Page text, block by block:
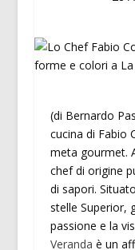
(di Bernardo
cucina di Fabio
meta gourmet.
chef di origine
di sapori.
stelle Superior,
passione e la
Veranda è un